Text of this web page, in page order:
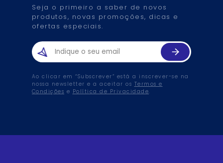
Seja o primeiro a saber de novos
produtos, novas promoções, dicas e
ofertas especiais.
Ao clicar em “Subscrever” está a inscrever-se na
nossa newsletter e a aceitar os Termos e
Condições e Política de Privacidade.